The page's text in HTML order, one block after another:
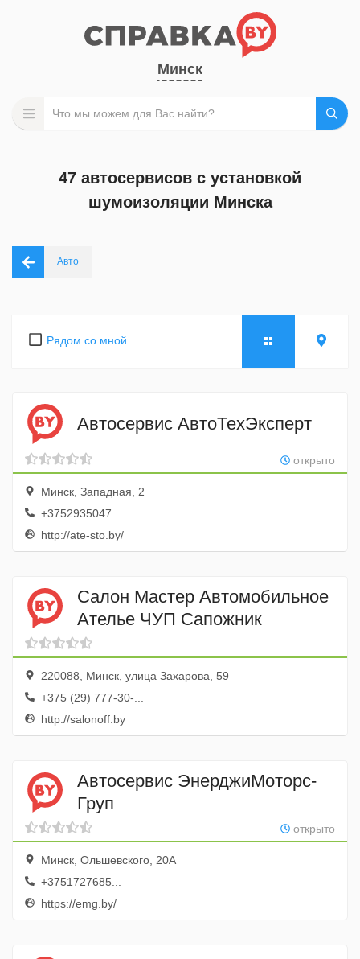
Минск
47 автосервисов с установкой
шумоизоляции Минска
Авто
Рядом со мной
Автосервис АвтоТехЭксперт
открыто
Минск, Западная, 2
+3752935047...
http://ate-sto.by/
Салон Мастер Автомобильное
Ателье ЧУП Сапожник
220088, Минск, улица Захарова, 59
+375 (29) 777-30-...
http://salonoff.by
Автосервис ЭнерджиМоторс-
Груп
открыто
Минск, Ольшевского, 20А
+3751727685...
https://emg.by/